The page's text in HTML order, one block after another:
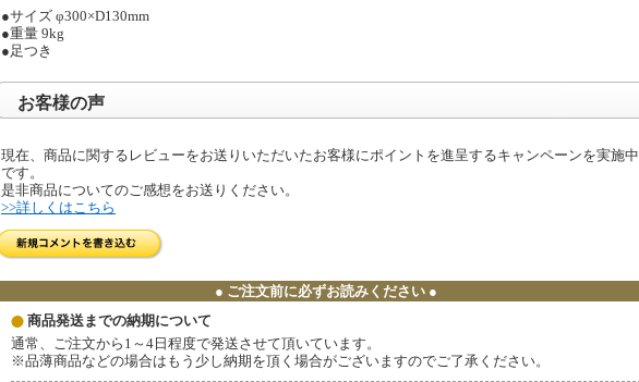
●サイズ φ300×D130mm
●重量 9kg
●足つき
お客様の声
現在、商品に関するレビューをお送りいただいたお客様にポイントを進呈するキャンペーンを実施中
です。
是非商品についてのご感想をお送りください。
>>詳しくはこちら
● ご注文前に必ずお読みください ●
商品発送までの納期について
通常、ご注文から1～4日程度で発送させて頂いています。
※品薄商品などの場合はもう少し納期を頂く場合がございますのでご了承ください。